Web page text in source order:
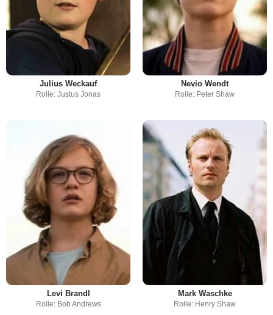
Julius Weckauf
Rolle: Justus Jonas
Nevio Wendt
Rolle: Peter Shaw
Levi Brandl
Rolle: Bob Andrews
Mark Waschke
Rolle: Henry Shaw